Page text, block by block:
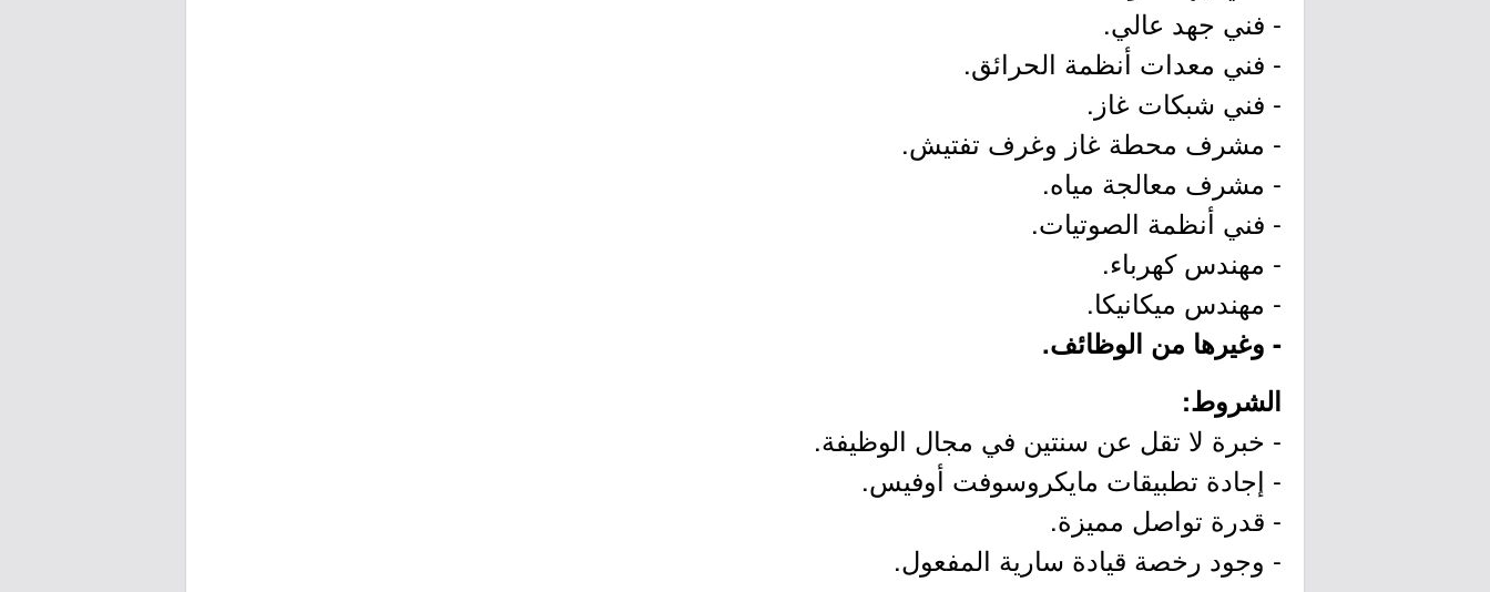
- فني جهد عالي.
- فني معدات أنظمة الحرائق.
- فني شبكات غاز.
- مشرف محطة غاز وغرف تفتيش.
- مشرف معالجة مياه.
- فني أنظمة الصوتيات.
- مهندس كهرباء.
- مهندس ميكانيكا.
- وغيرها من الوظائف.
الشروط:
- خبرة لا تقل عن سنتين في مجال الوظيفة.
- إجادة تطبيقات مايكروسوفت أوفيس.
- قدرة تواصل مميزة.
- وجود رخصة قيادة سارية المفعول.